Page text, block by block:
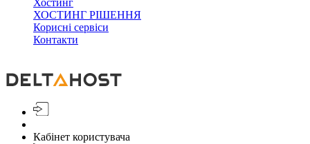
Хостинг
ХОСТИНГ РІШЕННЯ
Корисні сервіси
Контакти
Кабінет користувача